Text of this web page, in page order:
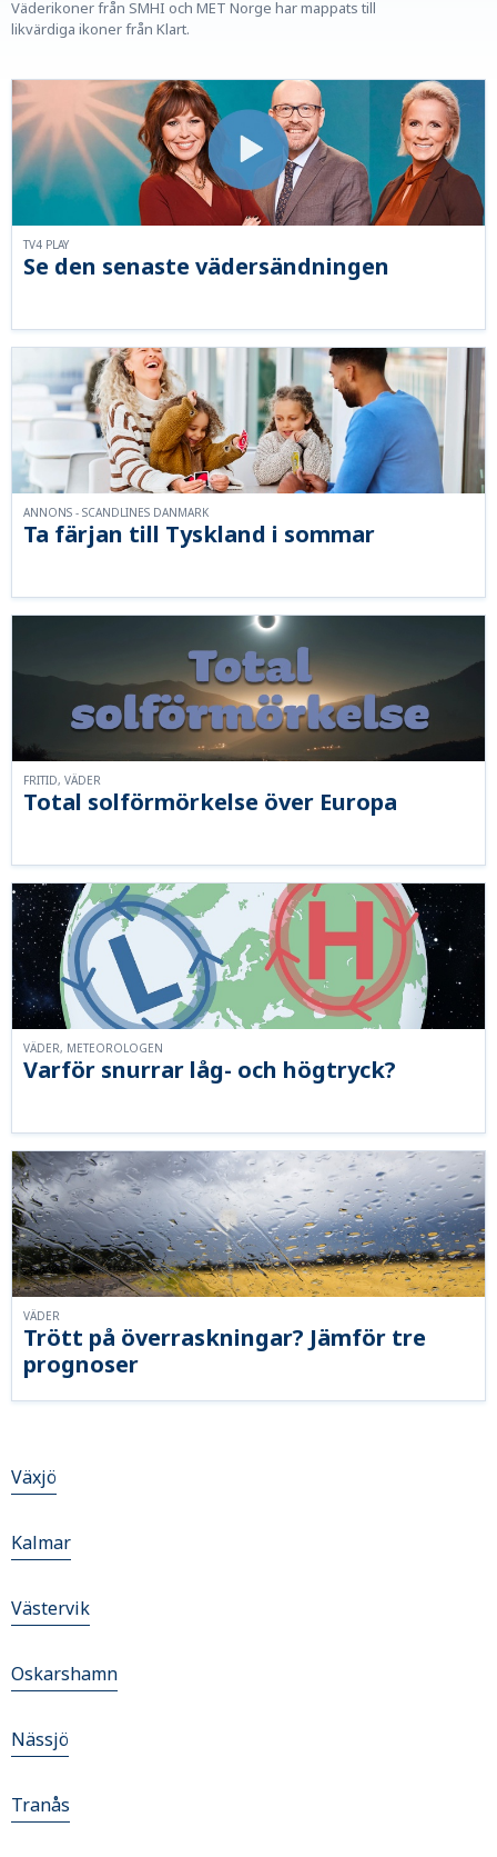
Väderikoner från SMHI och MET Norge har mappats till
likvärdiga ikoner från Klart.
Se den senaste vädersändningen
TV4 PLAY
Ta färjan till Tyskland i sommar
ANNONS - SCANDLINES DANMARK
Total solförmörkelse över Europa
FRITID, VÄDER
Varför snurrar låg- och högtryck?
VÄDER, METEOROLOGEN
Trött på överraskningar? Jämför tre
prognoser
VÄDER
Växjö
Kalmar
Västervik
Oskarshamn
Nässjö
Tranås